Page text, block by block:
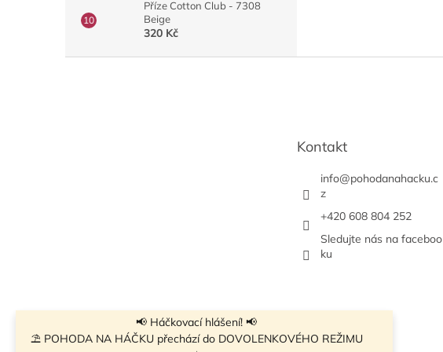
📢 Háčkovací hlášení! 📢
⛱ POHODA NA HÁČKU přechází do DOVOLENKOVÉHO REŽIMU
Příze Cotton Club - 7308
Beige
320 Kč
Kontakt
info@pohodanahacku.c
z
+420 608 804 252
Sledujte nás na faceboo
ku